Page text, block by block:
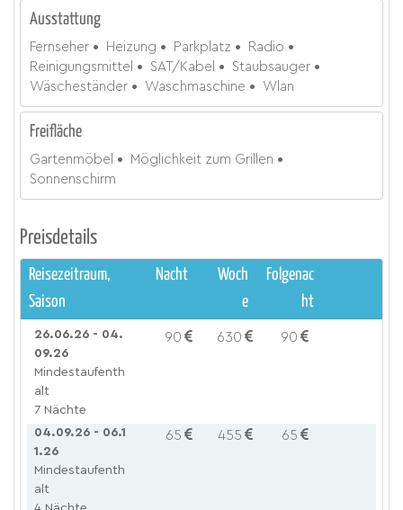
Ausstattung
Fernseher Heizung Parkplatz
Radio
Reinigungsmittel
SAT/Kabel
Staubsauger
Wäscheständer
Waschmaschine Wlan
Freifläche
Gartenmöbel
Möglichkeit zum Grillen
Sonnenschirm
Preisdetails
Reisezeitraum,
Saison
Nacht
Woch
e
Folgenac
ht
26.06.26 - 04.
09.26
90 630 90
Mindestaufenth
alt
7 Nächte
04.09.26 - 06.1
1.26
65 455 65
Mindestaufenth
alt